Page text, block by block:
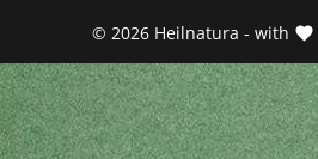
© 2026 Heilnatura - with